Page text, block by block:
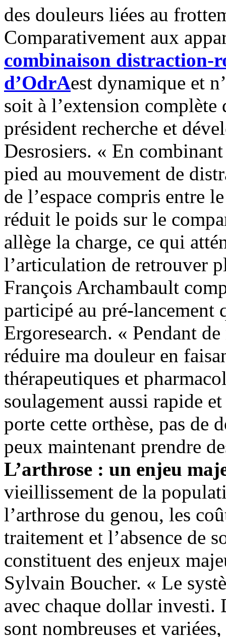
des douleurs liées au
Comparativement aux
combinaison distraction-
d’OdrAest dynamique et
soit à l’extension
président recherche et
Desrosiers. « En
pied au mouvement de
de l’espace compris entre
réduit le poids sur le
allège la charge, ce qui
l’articulation de retrouver
François Archambault
participé au pré-lancement
Ergoresearch. « Pendant
réduire ma douleur en
thérapeutiques et
soulagement aussi rapide
porte cette orthèse, pas de
peux maintenant prendre
L’arthrose : un enjeu
vieillissement de la
l’arthrose du genou, les
traitement et l’absence de
constituent des enjeux
Sylvain Boucher. « Le
avec chaque dollar investi.
sont nombreuses et